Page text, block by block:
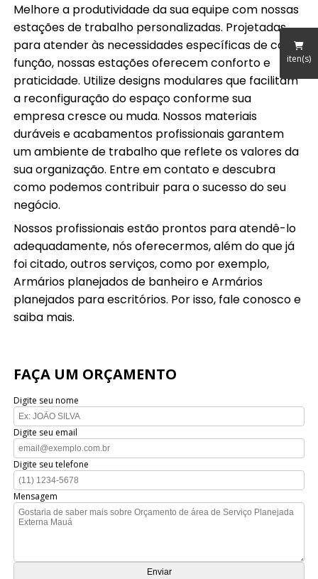
iten(s)
Melhore a produtividade da sua equipe com nossas
estações de trabalho personalizadas. Projetadas
para atender às necessidades específicas de cada
função, nossas estações oferecem conforto e
praticidade. Utilize designs modulares que facilitam
a reconfiguração do espaço conforme sua
empresa cresce ou muda. Nossos materiais
duráveis e acabamentos profissionais garantem
um ambiente de trabalho que reflete os valores da
sua organização. Entre em contato e descubra
como podemos contribuir para o sucesso do seu
negócio.
Nossos profissionais estão prontos para atendê-lo
adequadamente, nós oferecermos, além do que já
foi citado, outros serviços, como por exemplo,
Armários planejados de banheiro e Armários
planejados para escritórios. Por isso, fale conosco e
saiba mais.
FAÇA UM ORÇAMENTO
Digite seu nome
Digite seu email
Digite seu telefone
Mensagem